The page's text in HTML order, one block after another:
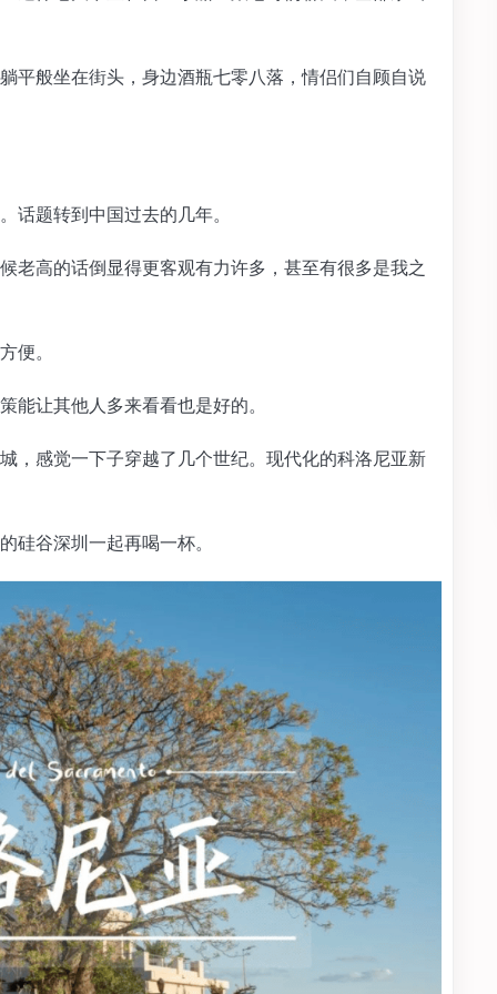
平般坐在街头，身边酒瓶七零八落，情侣们自顾自说
话题转到中国过去的几年。
老高的话倒显得更客观有力许多，甚至有很多是我之
便。
能让其他人多来看看也是好的。
，感觉一下子穿越了几个世纪。现代化的科洛尼亚新
硅谷深圳一起再喝一杯。